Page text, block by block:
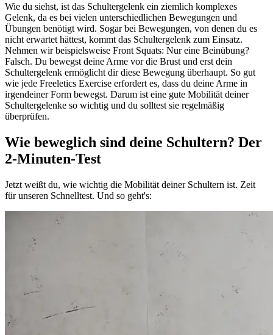
Wie du siehst, ist das Schultergelenk ein ziemlich komplexes
Gelenk, da es bei vielen unterschiedlichen Bewegungen und
Übungen benötigt wird. Sogar bei Bewegungen, von denen du es
nicht erwartet hättest, kommt das Schultergelenk zum Einsatz.
Nehmen wir beispielsweise Front Squats: Nur eine Beinübung?
Falsch. Du bewegst deine Arme vor die Brust und erst dein
Schultergelenk ermöglicht dir diese Bewegung überhaupt. So gut
wie jede Freeletics Exercise erfordert es, dass du deine Arme in
irgendeiner Form bewegst. Darum ist eine gute Mobilität deiner
Schultergelenke so wichtig und du solltest sie regelmäßig
überprüfen.
Wie beweglich sind deine Schultern? Der
2-Minuten-Test
Jetzt weißt du, wie wichtig die Mobilität deiner Schultern ist. Zeit
für unseren Schnelltest. Und so geht's: